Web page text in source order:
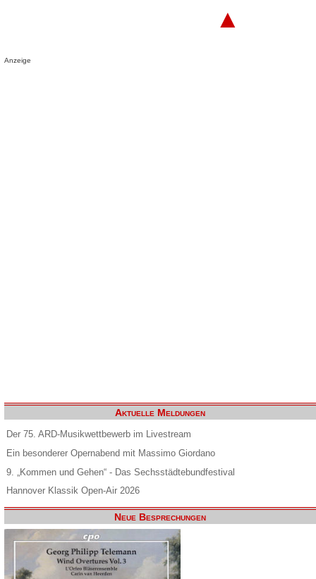
▲
Anzeige
Aktuelle Meldungen
Der 75. ARD-Musikwettbewerb im Livestream
Ein besonderer Opernabend mit Massimo Giordano
9. „Kommen und Gehen“ - Das Sechsstädtebundfestival
Hannover Klassik Open-Air 2026
Neue Besprechungen